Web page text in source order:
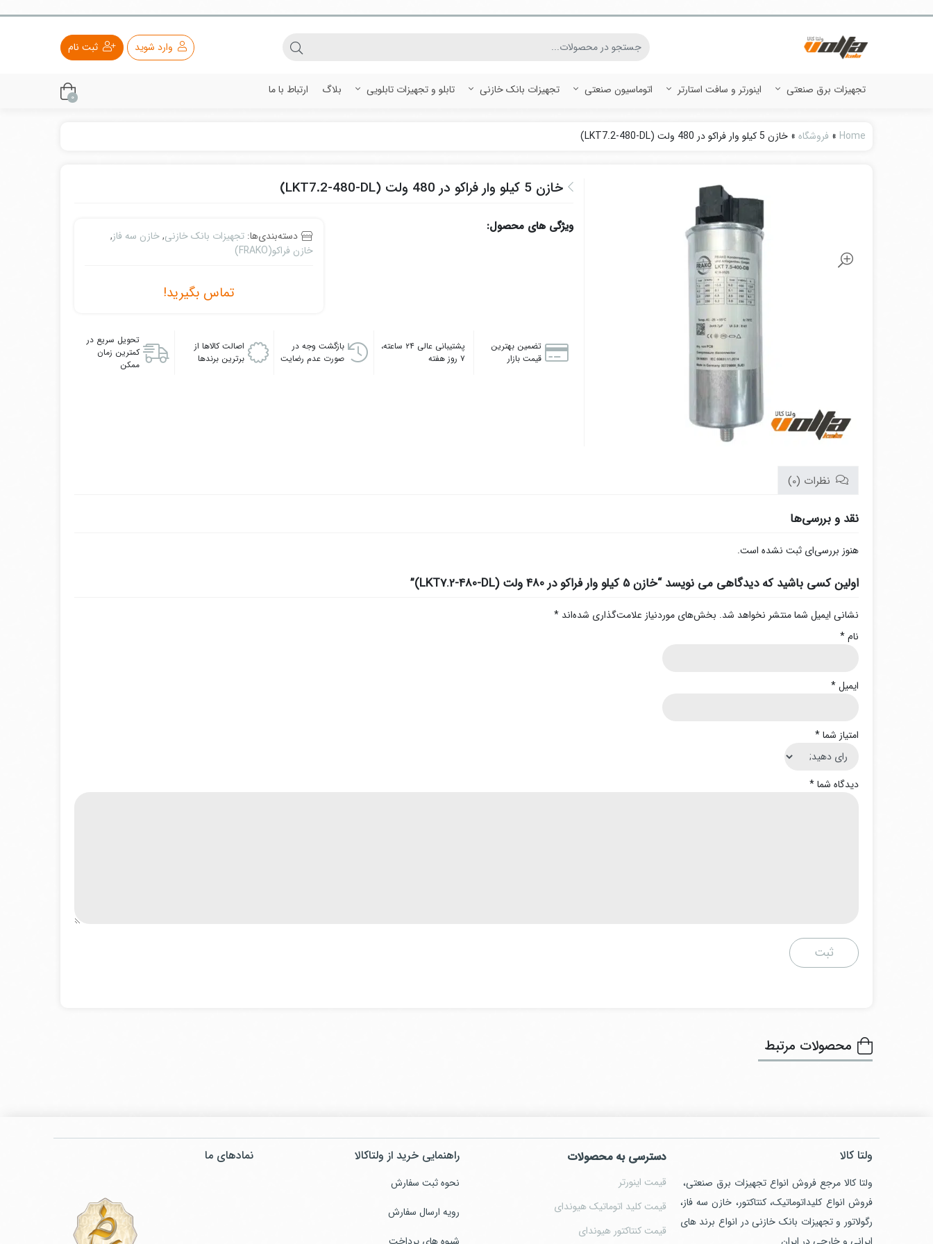
وارد شوید ثبت نام
تجهیزات برق صنعتی اینورتر و سافت استارتر اتوماسیون صنعتی تجهیزات بانک خازنی تابلو و تجهیزات تابلویی بلاگ ارتباط با ما 0
Home
» فروشگاه » خازن 5 کیلو وار فراکو در 480 ولت (LKT7.2-480-DL)
خازن 5 کیلو وار فراکو در 480 ولت (LKT7.2-480-DL)
ویژگی های محصول:
دسته‌بندی‌ها: تجهیزات بانک خازنی,خازن سه فاز,
خازن فراکو(FRAKO)
تماس بگیرید!
تضمین بهترین
قیمت بازار
پشتیبانی عالی ۲۴ ساعته،
۷ روز هفته
بازگشت وجه در
صورت عدم رضایت
اصالت کالاها از
برترین برندها
تحویل سریع در
کمترین زمان
ممکن
نظرات (0)
نقد و بررسی‌ها
هنوز بررسی‌ای ثبت نشده است.
اولین کسی باشید که دیدگاهی می نویسد “خازن 5 کیلو وار فراکو در 480 ولت (LKT7.2-480-DL)”
نشانی ایمیل شما منتشر نخواهد شد. بخش‌های موردنیاز علامت‌گذاری شده‌اند *
نام*
ایمیل*
امتیاز شما*
دیدگاه شما*
محصولات مرتبط
ولتا کالا
ولتا کالا مرجع فروش انواع تجهیزات برق صنعتی،
فروش انواع کلیداتوماتیک، کنتاکتور، خازن سه فاز،
رگولاتور و تجهیزات بانک خازنی در انواع برند های
دسترسی به محصولات
قیمت اینورتر
قیمت کلید اتوماتیک هیوندای
قیمت کنتاکتور هیوندای
راهنمایی خرید از ولتاکالا
نحوه ثبت سفارش
رویه ارسال سفارش
نمادهای ما